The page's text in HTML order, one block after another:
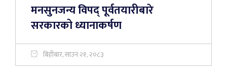
मनसुनजन्य विपद् पूर्वतयारीबारे
सरकारको ध्यानाकर्षण
बिहीबार, साउन २१, २०८३